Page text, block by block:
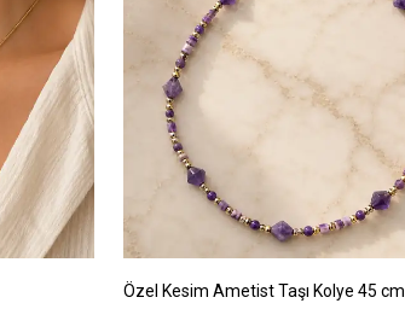
Özel Kesim Ametist Taşı Kolye 45 cm